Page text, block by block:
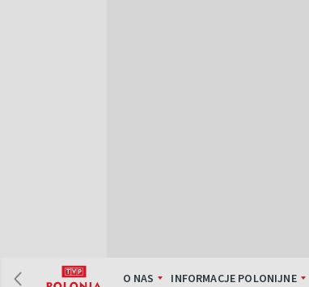
O NAS INFORMACJE POLONIJNE